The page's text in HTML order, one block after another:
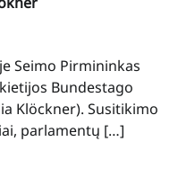
Seimo Pirmininkas
Bundestago
Klöckner). Susitikimo
parlamentų […]